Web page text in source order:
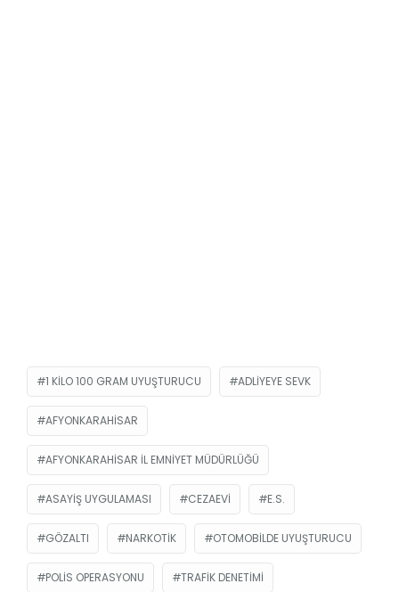
1 KILO 100 GRAM UYUŞTURUCU ADLIYEYE SEVK
AFYONKARAHISAR
AFYONKARAHISAR İL EMNIYET MÜDÜRLÜĞÜ
ASAYIŞ UYGULAMASI CEZAEVI E.S.
GÖZALTI NARKOTIK OTOMOBILDE UYUŞTURUCU
POLIS OPERASYONU TRAFIK DENETIMI